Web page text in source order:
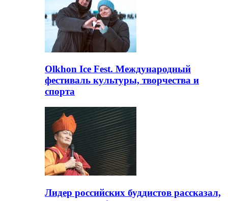
Olkhon Ice Fest. Международный
фестиваль культуры, творчества и
спорта
Лидер российских буддистов рассказал,